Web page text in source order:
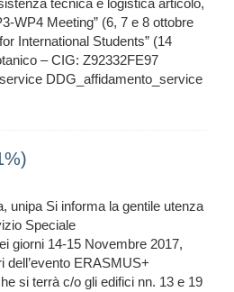
tecnica e logistica articolo,
WP4 Meeting” (6, 7 e 8 ottobre
for International Students” (14
– CIG: Z92332FE97
DDG_affidamento_service
unipa Si informa la gentile utenza
Speciale
giorni 14-15 Novembre 2017,
dell’evento ERASMUS+
si terrà c/o gli edifici nn. 13 e 19